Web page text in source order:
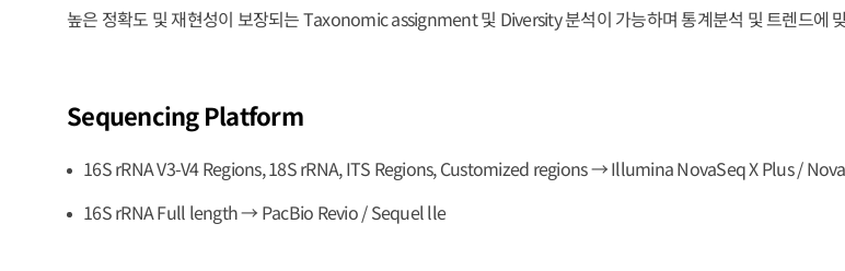
높은 정확도 및 재현성이 보장되는 Taxonomic assignment 및 Diversity 분석이 가능하며 통계분석 및 트렌드에
Sequencing Platform
16S rRNA V3-V4 Regions, 18S rRNA, ITS Regions, Customized regions → Illumina NovaSeq X Plus /
16S rRNA Full length → PacBio Revio / Sequel lle